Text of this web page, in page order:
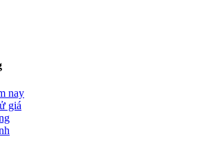
nay
giá